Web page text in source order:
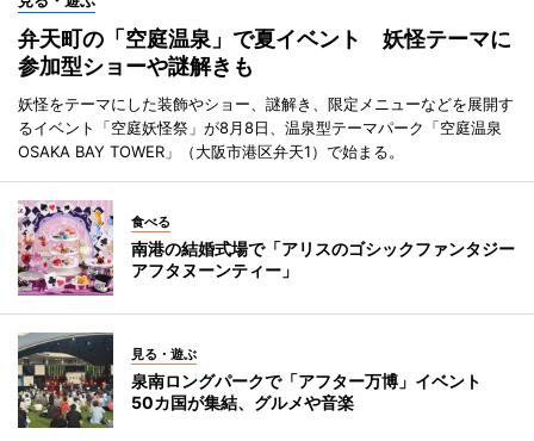
弁天町の「空庭温泉」で夏イベント 妖怪テーマに
参加型ショーや謎解きも
妖怪をテーマにした装飾やショー、謎解き、限定メニューなどを展開す
るイベント「空庭妖怪祭」が8月8日、温泉型テーマパーク「空庭温泉
OSAKA BAY TOWER」（大阪市港区弁天1）で始まる。
食べる
南港の結婚式場で「アリスのゴシックファンタジー
アフタヌーンティー」
見る・遊ぶ
泉南ロングパークで「アフター万博」イベント
50カ国が集結、グルメや音楽